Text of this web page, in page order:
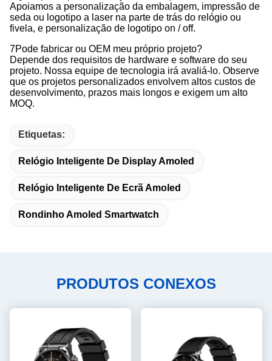
Apoiamos a personalização da embalagem, impressão de
seda ou logotipo a laser na parte de trás do relógio ou
fivela, e personalização de logotipo on / off.
7Pode fabricar ou OEM meu próprio projeto?
Depende dos requisitos de hardware e software do seu
projeto. Nossa equipe de tecnologia irá avaliá-lo. Observe
que os projetos personalizados envolvem altos custos de
desenvolvimento, prazos mais longos e exigem um alto
MOQ.
Etiquetas:
Relógio Inteligente De Display Amoled
Relógio Inteligente De Ecrã Amoled
Rondinho Amoled Smartwatch
PRODUTOS CONEXOS